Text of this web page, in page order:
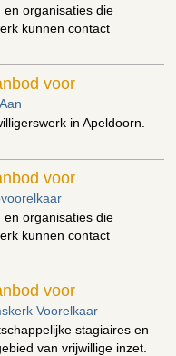
en organisaties die
kunnen contact
voor
in Apeldoorn.
voor
en organisaties die
kunnen contact
voor
Voorelkaar
stagiaires en
van vrijwillige inzet.